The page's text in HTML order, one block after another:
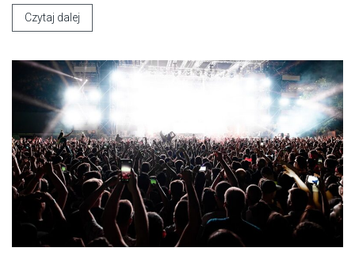
Czytaj dalej